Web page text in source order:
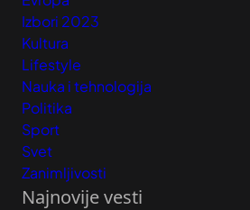
Izbori 2023
Kultura
Lifestyle
Nauka i tehnologija
Politika
Sport
Svet
Zanimljivosti
Najnovije vesti